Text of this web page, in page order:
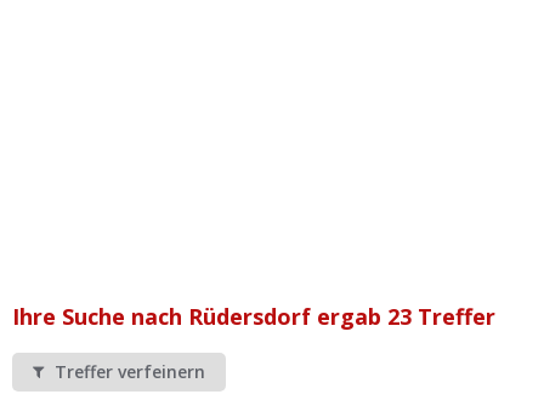
Werkstatt Login
Ihre Suche nach Rüdersdorf ergab 23 Treffer
Treffer verfeinern